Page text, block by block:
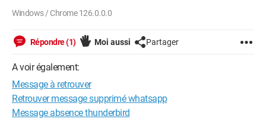
Windows / Chrome 126.0.0.0
Répondre (1) Moi aussi Partager
A voir également:
Message à retrouver
Retrouver message supprimé whatsapp
Message absence thunderbird